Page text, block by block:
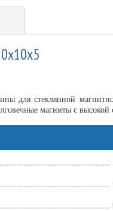
для стеклянной
магниты с